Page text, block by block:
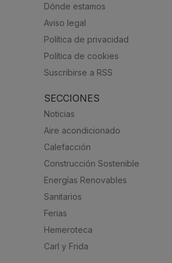
Dónde estamos
Aviso legal
Política de privacidad
Política de cookies
Suscribirse a RSS
SECCIONES
Noticias
Aire acondicionado
Calefacción
Construcción Sostenible
Energías Renovables
Sanitarios
Ferias
Hemeroteca
Carl y Frida